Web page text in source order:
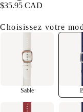
$35.95 CAD
Choisissez votre
Sable